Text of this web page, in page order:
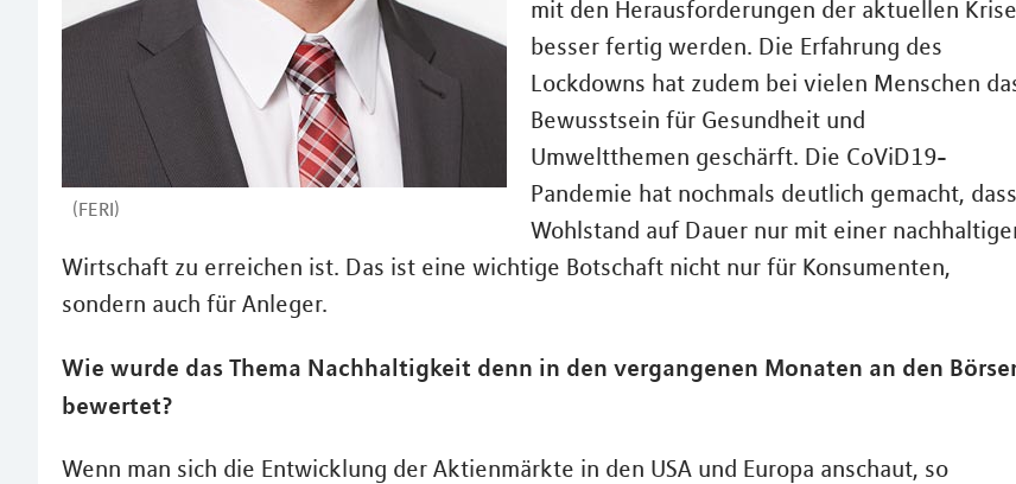
(FERI)
mit den Herausforderungen der aktuellen Krise
besser fertig werden. Die Erfahrung des
Lockdowns hat zudem bei vielen Menschen
Bewusstsein für Gesundheit und
Umweltthemen geschärft. Die CoViD19-
Pandemie hat nochmals deutlich gemacht, dass
Wohlstand auf Dauer nur mit einer
Wirtschaft zu erreichen ist. Das ist eine wichtige Botschaft nicht nur für Konsumenten,
sondern auch für Anleger.
Wie wurde das Thema Nachhaltigkeit denn in den vergangenen Monaten an den
bewertet?
Wenn man sich die Entwicklung der Aktienmärkte in den USA und Europa anschaut, so